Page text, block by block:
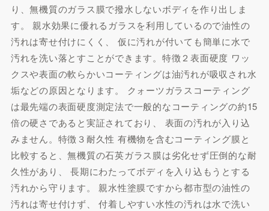
り、無機質のガラス膜で撥水しないボディを作り出しま
す。 親水効果に優れるガラスを利用しているので油性の
汚れは寄せ付けにくく、 仮に汚れが付いても簡単に水で
汚れを洗い落とすことができます。特徴２表面硬度 ワッ
クスや表面の軟らかいコーティングは油汚れが吸収され水
垢などの原因となります。 クォーツガラスコーティング
は最先端の表面硬度測定法で一般的なコーティングの約15
倍の硬さであると実証されており、 表面の汚れが入り込
みません。特徴３耐久性 有機物を含むコーティング膜と
比較すると、無機質の石英ガラス膜は劣化せず圧倒的な耐
久性があり、 長期にわたってボディを入り込もうとする
汚れから守ります。 親水性塗膜ですから都市型の油性の
汚れは寄せ付けず、 付着しやすい水性の汚れは水で洗い